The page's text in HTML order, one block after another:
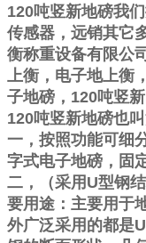
120吨竖新地磅我
传感器，远销其它
衡称重设备有限公
上衡，电子地上衡
子地磅， 120吨竖
120吨竖新地磅也
一，按照功能可细
字式电子地磅，固
二，（采用 U型钢
要用途：主要用于
外广泛采用的都是U